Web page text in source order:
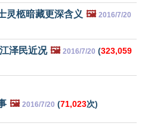
灵柩暗藏更深含义 🖼️ 2016/7/20
泽民近况 🖼️ 2016/7/20 (323,059
🖼️ 2016/7/20 (71,023次)